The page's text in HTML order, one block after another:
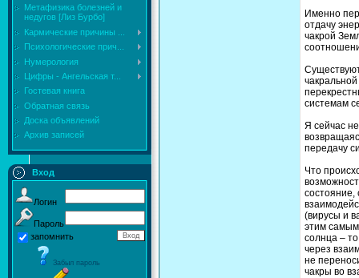
Mетафизика болезней и
недугов [Лиз Бурбо]
Кармические причины ...
Психологические прич...
Нумерология
Цифры - Ангельская т...
Гостевая книга
Обратная связь
Доска объявлений
Архив записей
Вход
Логин
Пароль
запомнить
Забыл пароль
Именно
отдачу
чакрой
системам
Я сейчас
передачу
Что
состояние,
(вирусы и
этим
солнца –
через
не
чакры во